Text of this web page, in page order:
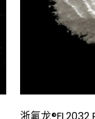
浙氟龙®FL2032